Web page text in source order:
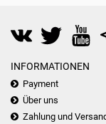
INFORMATIONEN
Payment
Über uns
Zahlung und